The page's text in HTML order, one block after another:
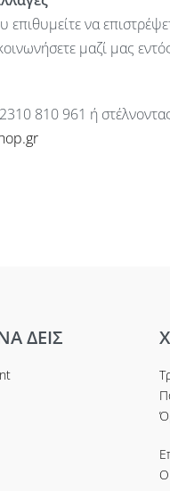
να
μαζί μας
810 961 ή
ΔΕΙΣ
Ο